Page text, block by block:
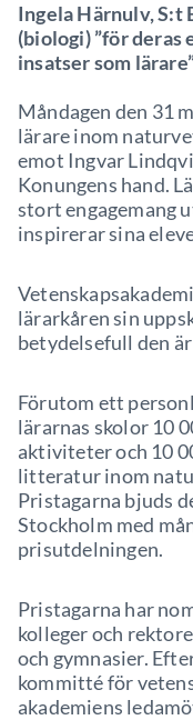
Ingela Härnulv, S:t
(biologi) ”för deras
insatser som
Måndagen den 31
lärare inom
emot Ingvar
Konungens hand.
stort engagemang
inspirerar sina
lärarkåren sin
betydelsefull den
Förutom ett
lärarnas skolor 10
aktiviteter och 10
litteratur inom
Pristagarna bjuds
Stockholm med
prisutdelningen.
Pristagarna har
kolleger och
och gymnasier.
kommitté för
akademiens